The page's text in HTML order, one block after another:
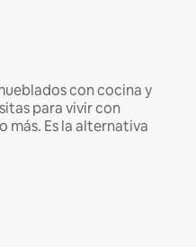
con cocina y
para vivir con
más. Es la alternativa